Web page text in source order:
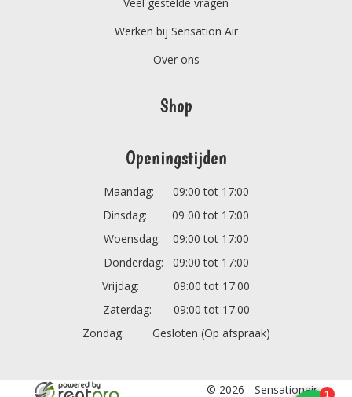
Werken bij Sensation Air
Over ons
Shop
Openingstijden
Maandag: 09:00 tot 17:00
Dinsdag: 09 00 tot 17:00
Woensdag: 09:00 tot 17:00
Donderdag: 09:00 tot 17:00
Vrijdag: 09:00 tot 17:00
Zaterdag: 09:00 tot 17:00
Zondag: Gesloten (Op afspraak)
© 2026 - Sensationair